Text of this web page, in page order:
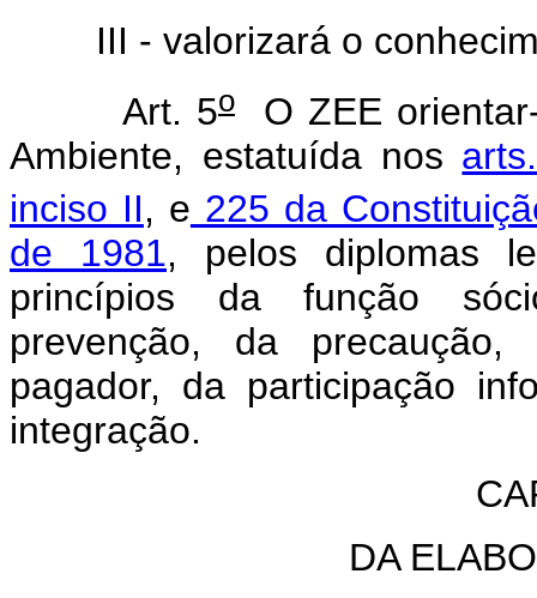
III - valorizará o
Art. 5o O ZEE
Ambiente, estatuída nos
inciso II, e 225 da
de 1981, pelos diplomas
princípios da função
prevenção, da
pagador, da participação
integração.
DA